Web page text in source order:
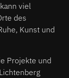
viel
des
Kunst und
Projekte und